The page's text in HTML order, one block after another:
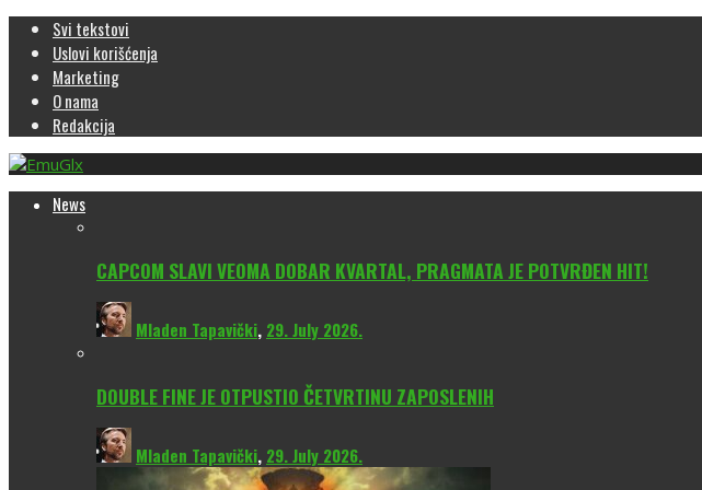
Svi tekstovi
Uslovi korišćenja
Marketing
O nama
Redakcija
News
CAPCOM SLAVI VEOMA DOBAR KVARTAL, PRAGMATA JE POTVRĐEN HIT!
Mladen Tapavički, 29. July 2026.
DOUBLE FINE JE OTPUSTIO ČETVRTINU ZAPOSLENIH
Mladen Tapavički, 29. July 2026.